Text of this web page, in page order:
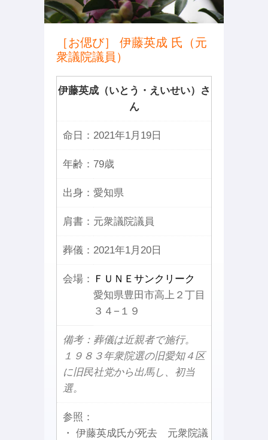
［お偲び］ 伊藤英成 氏（元
衆議院議員）
伊藤英成（いとう・えいせい）さ
ん
命日： 2021年1月19日
年齢： 79歳
出身： 愛知県
肩書： 元衆議院議員
葬儀： 2021年1月20日
会場：
ＦＵＮＥサンクリーク
愛知県豊田市高上２丁目
３４−１９
備考：葬儀は近親者で施行。
１９８３年衆院選の旧愛知４区
に旧民社党から出馬し、初当
選。
参照：
・ 伊藤英成氏が死去 元衆院議